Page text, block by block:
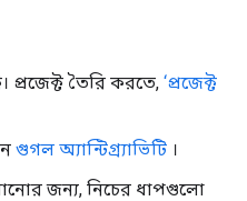
প্রজেক্ট তৈরি করতে, ‘প্রজেক্ট
গুগল অ্যান্টিগ্র্যাভিটি ।
জন্য, নিচের ধাপগুলো